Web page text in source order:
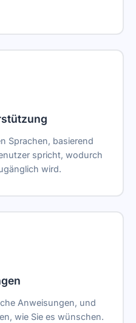
Sprachen, basierend
spricht, wodurch
wird.
Anweisungen, und
wie Sie es wünschen.